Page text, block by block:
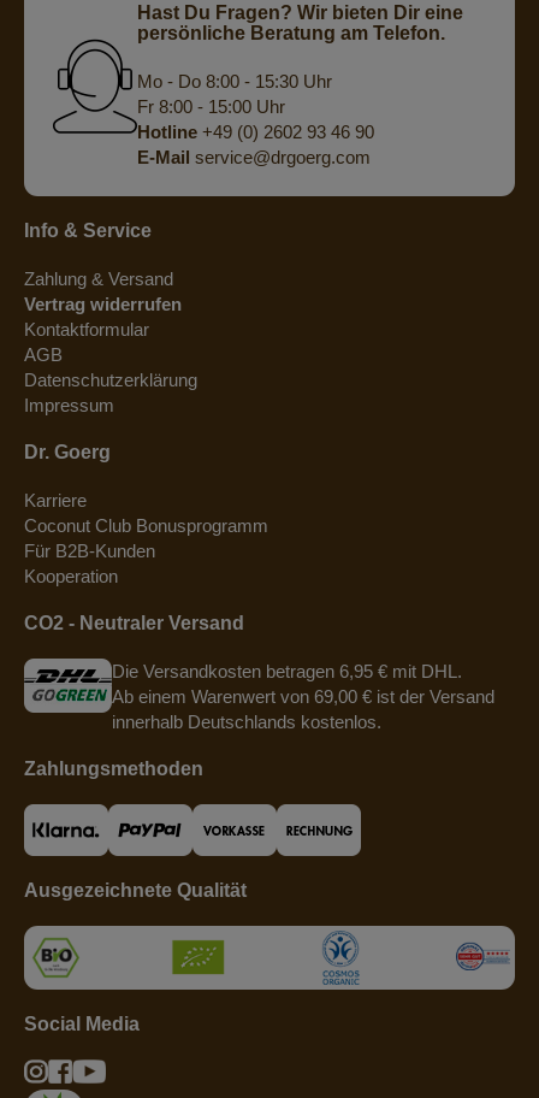
Hast Du Fragen? Wir bieten Dir eine
persönliche Beratung am Telefon.
Mo - Do 8:00 - 15:30 Uhr
Fr 8:00 - 15:00 Uhr
Hotline+49 (0) 2602 93 46 90
E-Mail service@drgoerg.com
Info & Service
Zahlung & Versand
Vertrag widerrufen
Kontaktformular
AGB
Datenschutzerklärung
Impressum
Dr. Goerg
Karriere
Coconut Club Bonusprogramm
Für B2B-Kunden
Kooperation
CO2 - Neutraler Versand
Die Versandkosten betragen 6,95 € mit DHL.
Ab einem Warenwert von 69,00 € ist der Versand
innerhalb Deutschlands kostenlos.
Zahlungsmethoden
Ausgezeichnete Qualität
Social Media